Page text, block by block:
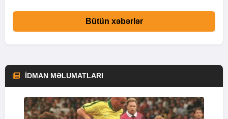
Bütün xəbərlər
İDMAN MƏLUMATLARI